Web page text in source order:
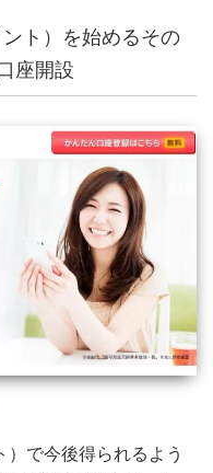
ト）を始めるその
座開設
で今後得られるよう